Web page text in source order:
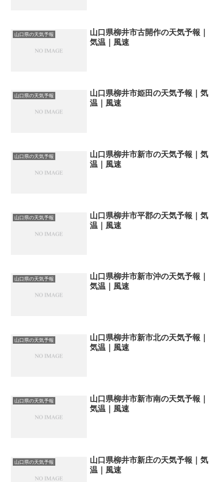
山口県の天気予報
山口県柳井市古開作の天気予報｜
気温｜風速
山口県の天気予報
山口県柳井市姫田の天気予報｜気
温｜風速
山口県の天気予報
山口県柳井市新市の天気予報｜気
温｜風速
山口県の天気予報
山口県柳井市平郡の天気予報｜気
温｜風速
山口県の天気予報
山口県柳井市新市沖の天気予報｜
気温｜風速
山口県の天気予報
山口県柳井市新市北の天気予報｜
気温｜風速
山口県の天気予報
山口県柳井市新市南の天気予報｜
気温｜風速
山口県の天気予報
山口県柳井市新庄の天気予報｜気
温｜風速